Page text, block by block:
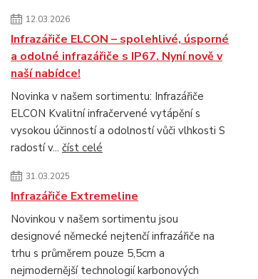
12.03.2026
Infrazářiče ELCON – spolehlivé, úsporné
a odolné infrazářiče s IP67. Nyní nově v
naší nabídce!
Novinka v našem sortimentu: Infrazářiče
ELCON Kvalitní infračervené vytápění s
vysokou účinností a odolností vůči vlhkosti S
radostí v... číst celé
31.03.2025
Infrazářiče Extremeline
Novinkou v našem sortimentu jsou
designové německé nejtenčí infrazářiče na
trhu s průměrem pouze 5,5cm a
nejmodernější technologií karbonových